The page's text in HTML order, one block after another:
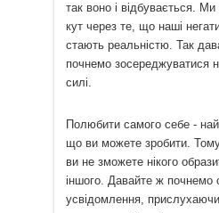
так воно і відбувається.
кут через те, що наші
стають реальністю. Так
почнемо зосереджуватися
силі.
Полюбити самого себе -
що ви можете зробити.
ви не зможете нікого
іншого. Давайте ж почнемо
усвідомлення,